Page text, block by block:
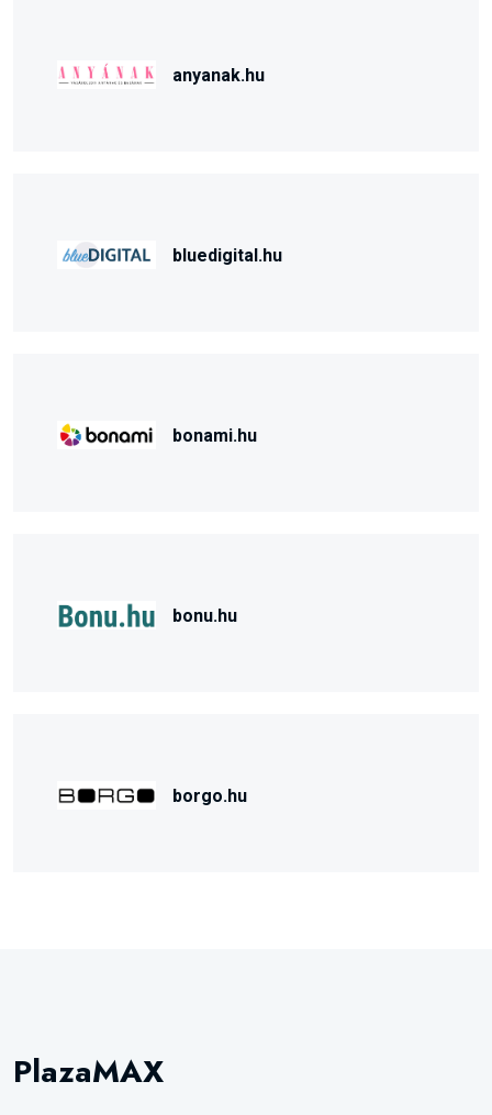
anyanak.hu
bluedigital.hu
bonami.hu
bonu.hu
borgo.hu
PlazaMAX